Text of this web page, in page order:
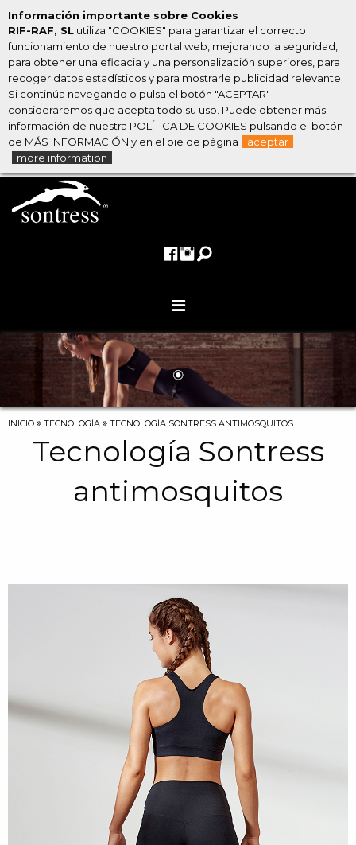
Información importante sobre Cookies
RIF-RAF, SL utiliza "COOKIES" para garantizar el correcto
funcionamiento de nuestro portal web, mejorando la seguridad,
para obtener una eficacia y una personalización superiores, para
recoger datos estadísticos y para mostrarle publicidad relevante.
Si continúa navegando o pulsa el botón "ACEPTAR"
consideraremos que acepta todo su uso. Puede obtener más
información de nuestra POLÍTICA DE COOKIES pulsando el botón
de MÁS INFORMACIÓN y en el pie de página
aceptar
more information
NOSOTROS
LA MARCA
EL EQUIPO
PRODUCTOS
LOOKBOOK
INICIO TECNOLOGÍA TECNOLOGÍA SONTRESS ANTIMOSQUITOS
Tecnología Sontress
antimosquitos